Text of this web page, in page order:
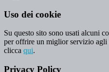
Uso dei cookie
Su questo sito sono usati alcuni
per offrire un miglior servizio
clicca qui.
Privacy Policy